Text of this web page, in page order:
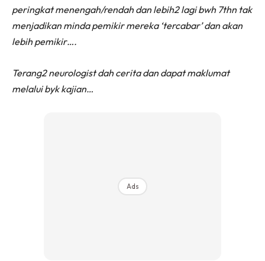
peringkat menengah/rendah dan lebih2 lagi bwh 7thn tak
menjadikan minda pemikir mereka ‘tercabar’ dan akan
lebih pemikir….
Terang2 neurologist dah cerita dan dapat maklumat
melalui byk kajian…
Ads